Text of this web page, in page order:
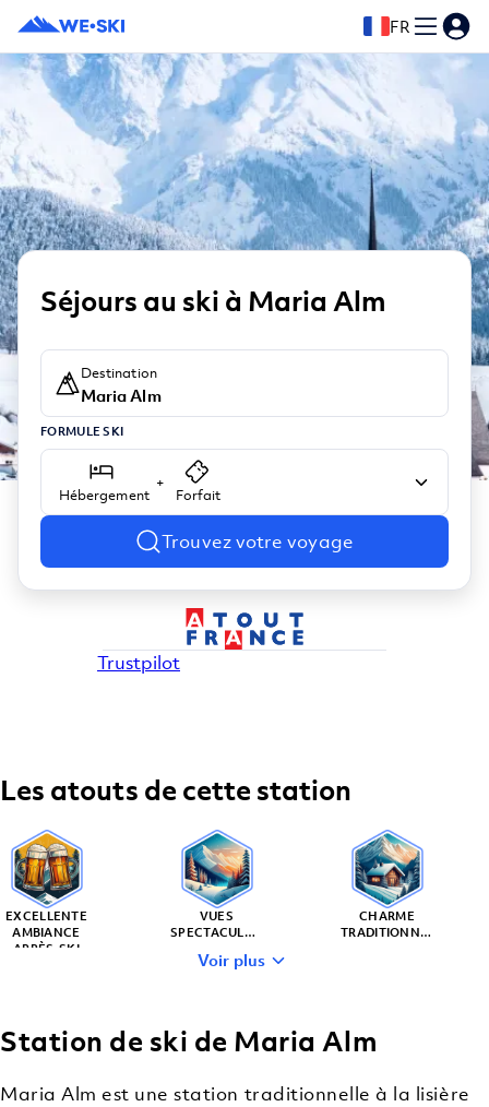
FR
Séjours au ski à Maria Alm
Destination
Maria Alm
FORMULE SKI
Hébergement
+
Forfait
Trouvez votre voyage
Trustpilot
Les atouts de cette station
EXCELLENTE
AMBIANCE
APRÈS-SKI
VUES
SPECTACULAIRES
CHARME
TRADITIONNEL
HORS-PISTE
Voir plus
Station de ski de Maria Alm
Maria Alm est une station traditionnelle à la lisière